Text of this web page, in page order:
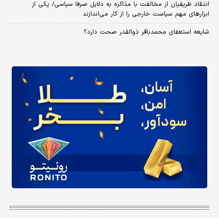
انتقاد ظریفیان از مخالفت با مذاکره به دلایل صرفا سیاسی/ یکی از
ابزارهای مهم سیاست خارجی را از کار می‌اندازند
شایعه استعفای محمدباقر ذوالقدر صحت دارد؟